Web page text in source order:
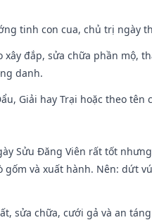
tinh con cua, chủ trị ngày
đắp, sửa chữa phần mộ,
danh.
Giải hay Trại hoặc theo
Sửu Đăng Viên rất tốt
và xuất hành. Nên: dứt
sửa chữa, cưới gả và an